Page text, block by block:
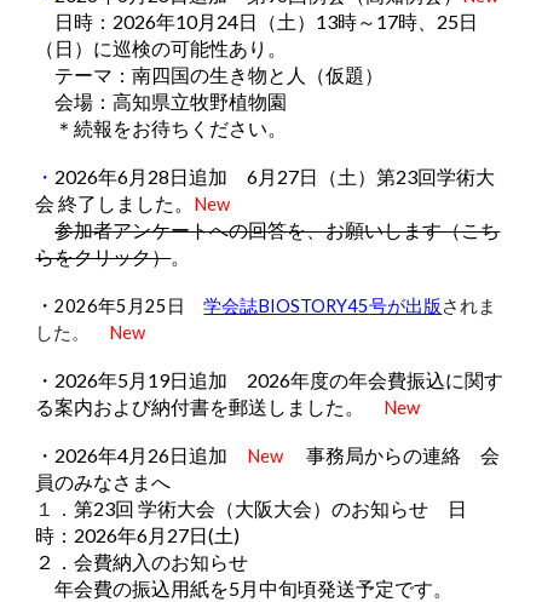
日時：2026年10月24日（土）13時～17時、25日
（日）に巡検の可能性あり。
テーマ：南四国の生き物と人（仮題）
会場：高知県立牧野植物園
＊続報をお待ちください。
・ 2026年6月28日追加 6月27日（土）第23回学術大
会 終了しました。 New
参加者アンケートへの回答を、お願いします（こち
らをクリック）。
・2026年5 月25日学会誌BIOSTORY45号が出版されま
した。
New
・2026年5月19日追加 2026年度の年会費振込に関す
る案内および納付書を郵送しました。
New
・2026年4月26日追加 New
事務局からの連絡 会
員のみなさまへ
１．第23回 学術大会（大阪大会）のお知らせ 日
時：2026年6月27日(土)
２．会費納入のお知らせ
年会費の振込用紙を5月中旬頃発送予定です。